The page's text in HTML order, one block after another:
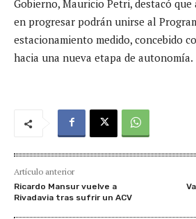
Gobierno, Mauricio Petri, destacó
en progresar podrán unirse al
estacionamiento medido, concebido
hacia una nueva etapa de autonomía.
Artículo anterior
Ricardo Mansur vuelve a
Rivadavia tras sufrir un ACV